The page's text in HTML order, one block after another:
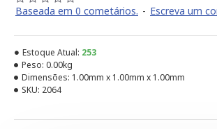
Baseada em 0 cometários. - Escreva um
Estoque Atual: 253
Peso: 0.00kg
Dimensões: 1.00mm x 1.00mm x 1.00mm
SKU: 2064